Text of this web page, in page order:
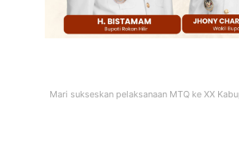
Mari sukseskan pelaksanaan MTQ ke XX